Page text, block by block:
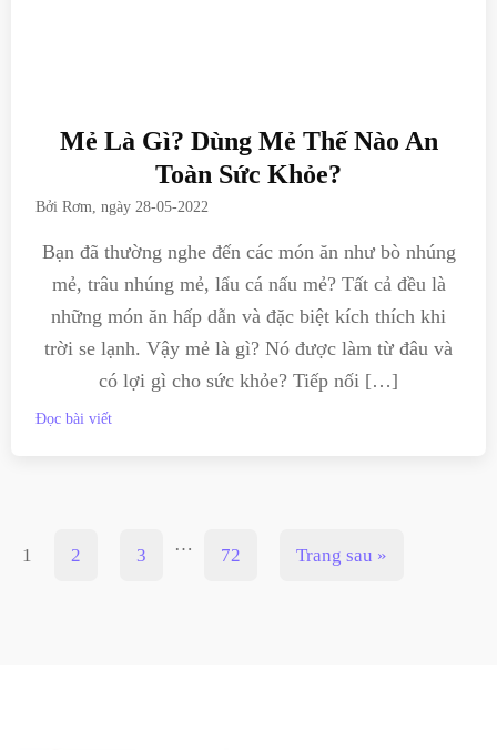
Mẻ Là Gì? Dùng Mẻ Thế Nào An
Toàn Sức Khỏe?
BởiRơm, ngày28-05-2022
Bạn đã thường nghe đến các món ăn như bò nhúng
mẻ, trâu nhúng mẻ, lẩu cá nấu mẻ? Tất cả đều là
những món ăn hấp dẫn và đặc biệt kích thích khi
trời se lạnh. Vậy mẻ là gì? Nó được làm từ đâu và
có lợi gì cho sức khỏe? Tiếp nối […]
Đọc bài viết
1 2 3
…
72 Trang sau »